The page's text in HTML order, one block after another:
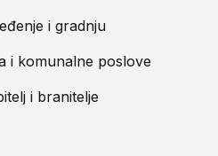
i gradnju
i komunalne poslove
i branitelje